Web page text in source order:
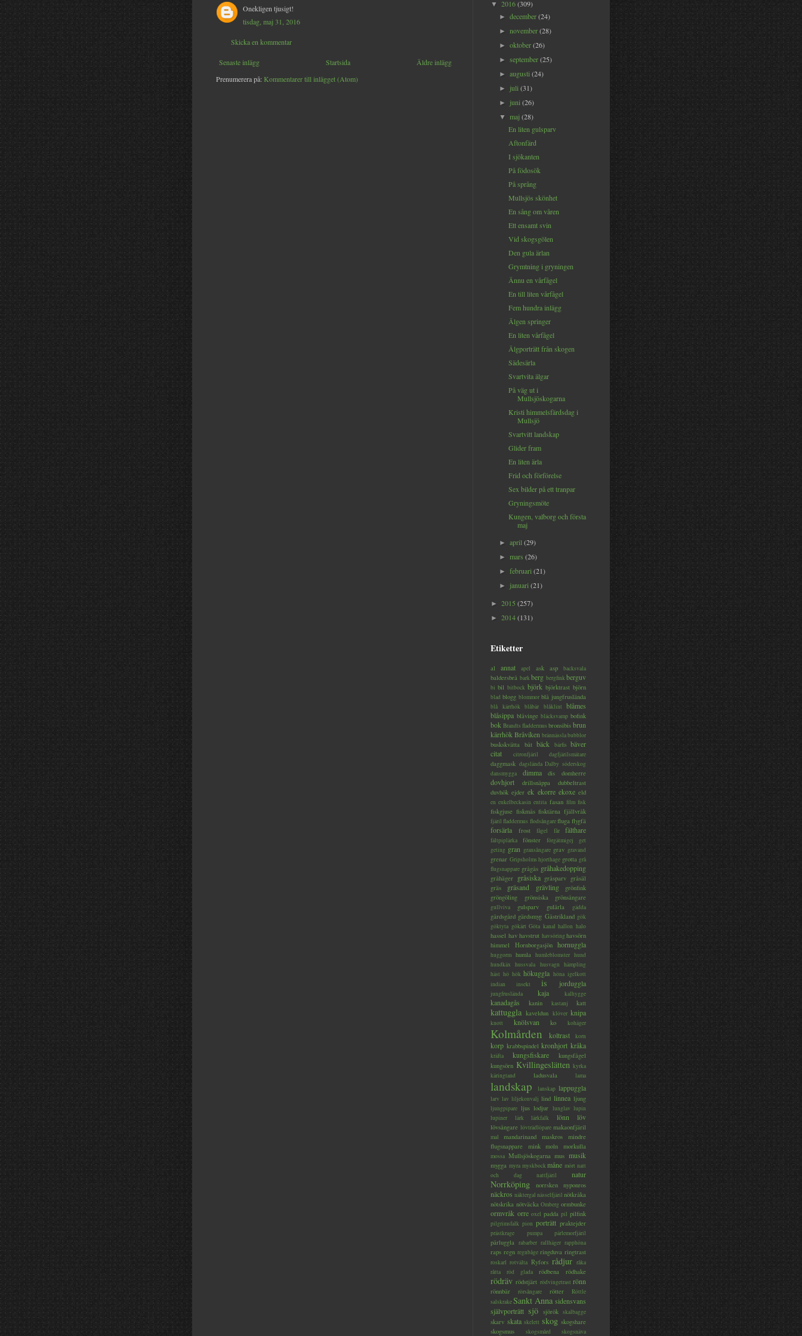
Onekligen tjusigt!
tisdag, maj 31, 2016
Skicka en kommentar
Senaste inlägg Äldre inlägg
Startsida
Prenumerera på: Kommentarer till inlägget (Atom)
▼ 2016(309)
►december(24)
►november(28)
►oktober(26)
►september(25)
►augusti(24)
► juli(31)
► juni(26)
▼maj(28)
En liten gulsparv
Aftonfärd
I sjökanten
På födosök
På språng
Mullsjös skönhet
En sång om våren
Ett ensamt svin
Vid skogsgölen
Den gula ärlan
Grymtning i gryningen
Ännu en vårfågel
En till liten vårfågel
Fem hundra inlägg
Älgen springer
En liten vårfågel
Älgporträtt från skogen
Sädesärla
Svartvita älgar
På väg ut i
Mullsjöskogarna
Kristi himmelsfärdsdag i
Mullsjö
Svartvitt landskap
Glider fram
En liten ärla
Frid och förförelse
Sex bilder på ett tranpar
Gryningsmöte
Kungen, valborg och första
maj
►april(29)
►mars(26)
►februari(21)
► januari(21)
► 2015 (257)
► 2014(131)
Etiketter
al annat apel ask asp backsvala
baldersbrå barkberg bergfinkberguv
bi bil bitbock björk björktrast björn
blad blogg blommor blå jungfruslända
blå kärrhök blåbär blåklint
blåmes
blåsippa blåvinge bläcksvamp bofink
bok Brandts fladdermus bronsibis brun
kärrhökBråviken brännässlabubblor
buskskvätta båt bäck bärfis bäver
citat
citronfjäril dagfjärilsmätare
daggmask dagslända Dalby söderskog
dansmygga
dimma dis domherre
dovhjort drillsnäppa
dubbeltrast
duvhök ejder ek ekorre ekoxe eld
en enkelbeckasin entita fasan film fisk
fiskgjuse fiskmås fisktärna fjällvråk
fjäril fladdermus flodsångarefluga flygfä
forsärla frost fågel får fälthare
fältpiplärka fönster förgätmigej
get
geting gran gransångare grav gravand
grenar Gripsholms hjorthage grotta grå
flugsnappare grågås gråhakedopping
gråhäger gråsiska gråsparv gråsäl
gräs
gräsand grävling
grönfink
gröngöling
grönsiska grönsångare
gullviva gulsparv gulärla gädda
gärdsgård gärdsmyg Gästrikland gök
göktyta gökärt Göta kanal hallon halo
hassel hav havstrut havsöring havsörn
himmel
Hornborgasjön hornuggla
huggorm humla humleblomster hund
hundkäx
hussvala husvagn
hämpling
häst hö hök hökuggla höna igelkott
indian
insekt is jorduggla
jungfruslända kaja kalhygge
kanadagås kanin kastanj katt
kattuggla kaveldun klöver knipa
knott knölsvan ko kohäger
Kolmården koltrast korn
korp krabbspindel kronhjort kråka
kräfta kungsfiskare
kungsfågel
kungsörn Kvillingeslätten kyrka
käringtand
ladusvala lama
landskap lanskap lappuggla
larv lav liljekonvalj lind linnea ljung
ljungpipare ljus lodjur lunglav lupin
lupiner
lärk lärkfalk lönn löv
lövsångare lövträdlöpare makaonfjäril
mal mandarinand maskros
mindre
flugsnappare
mink moln morkulla
mossa Mullsjöskogarna mus musik
mygga myra myskbock måne mört natt
och dag
nattfjäril natur
Norrköping norrsken nyponros
näckros näktergal nässelfjäril nötkråka
nötskrika nötväcka Omberg ormbunke
ormvråk orre oxel padda pil pilfink
pilgrimsfalk pion porträtt praktejder
prästkrage pumpa pärlemorfjäril
pärluggla rabarber rallhäger rapphöna
raps regn regnbåge ringduva ringtrast
roskarl rotvälta Ryfors rådjur råka
råtta
röd glada rödbena rödhake
rödräv rödstjärt rödvingetrast rönn
rönnbär rörsångare rötter
Röttle
salskrakeSankt Anna sidensvans
självporträtt sjö sjörök skalbagge
skarv skata skelett skog skogshare
skogsmus
skogsmård skogsnäva